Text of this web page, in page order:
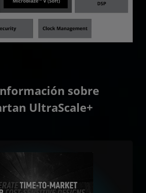
sobre
UltraScale+